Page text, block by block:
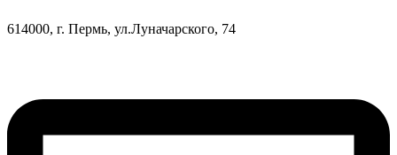
614000, г. Пермь, ул.Луначарского, 74